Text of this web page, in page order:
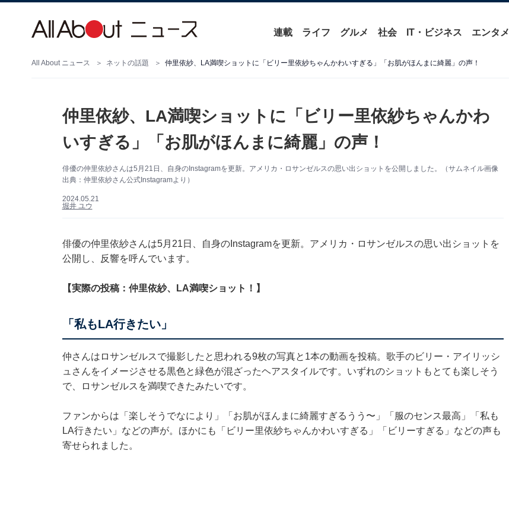
連載 ライフ グルメ 社会 IT・ビジネス エンタメ
All About ニュース ネットの話題 仲里依紗、LA満喫ショットに「ビリー里依紗ちゃんかわいすぎる」「お肌がほんまに綺麗」の声！
仲里依紗、LA満喫ショットに「ビリー里依紗ちゃんかわ
いすぎる」「お肌がほんまに綺麗」の声！
俳優の仲里依紗さんは5月21日、自身のInstagramを更新。アメリカ・ロサンゼルスの思い出ショットを公開しました。（サムネイル画像
出典：仲里依紗さん公式Instagramより）
2024.05.21
堀井 ユウ
俳優の仲里依紗さんは5月21日、自身のInstagramを更新。アメリカ・ロサンゼルスの思い出ショットを
公開し、反響を呼んでいます。
【実際の投稿：仲里依紗、LA満喫ショット！】
「私もLA行きたい」
仲さんはロサンゼルスで撮影したと思われる9枚の写真と1本の動画を投稿。歌手のビリー・アイリッシ
ュさんをイメージさせる黒色と緑色が混ざったヘアスタイルです。いずれのショットもとても楽しそう
で、ロサンゼルスを満喫できたみたいです。
ファンからは「楽しそうでなにより」「お肌がほんまに綺麗すぎるうう〜」「服のセンス最高」「私も
LA行きたい」などの声が。ほかにも「ビリー里依紗ちゃんかわいすぎる」「ビリーすぎる」などの声も
寄せられました。